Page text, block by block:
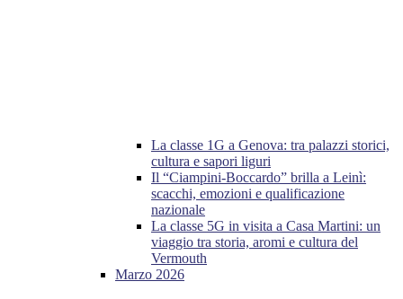
La classe 1G a Genova: tra palazzi storici,
cultura e sapori liguri
Il “Ciampini-Boccardo” brilla a Leinì:
scacchi, emozioni e qualificazione
nazionale
La classe 5G in visita a Casa Martini: un
viaggio tra storia, aromi e cultura del
Vermouth
Marzo 2026